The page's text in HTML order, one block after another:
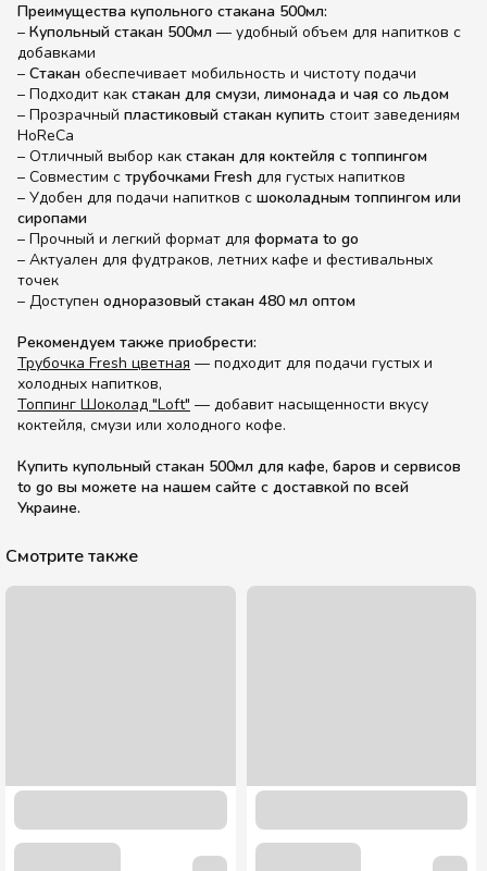
Преимущества купольного стакана 500мл:
– Купольный стакан 500мл — удобный объем для напитков с
добавками
– Стакан обеспечивает мобильность и чистоту подачи
– Подходит как стакан для смузи, лимонада и чая со льдом
– Прозрачный пластиковый стакан купить стоит заведениям
HoReCa
– Отличный выбор как стакан для коктейля с топпингом
– Совместим с трубочками Fresh для густых напитков
– Удобен для подачи напитков с шоколадным топпингом или
сиропами
– Прочный и легкий формат для формата to go
– Актуален для фудтраков, летних кафе и фестивальных
точек
– Доступен одноразовый стакан 480 мл оптом
Рекомендуем также приобрести:
Трубочка Fresh цветная — подходит для подачи густых и
холодных напитков,
Топпинг Шоколад "Loft" — добавит насыщенности вкусу
коктейля, смузи или холодного кофе.
Купить купольный стакан 500мл для кафе, баров и сервисов
to go вы можете на нашем сайте с доставкой по всей
Украине.
Смотрите также